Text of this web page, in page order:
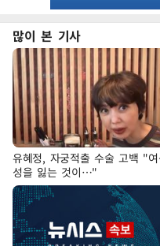
많이 본 기사
유혜정, 자궁적출 수술 고백 "여
성을 잃는 것이…"